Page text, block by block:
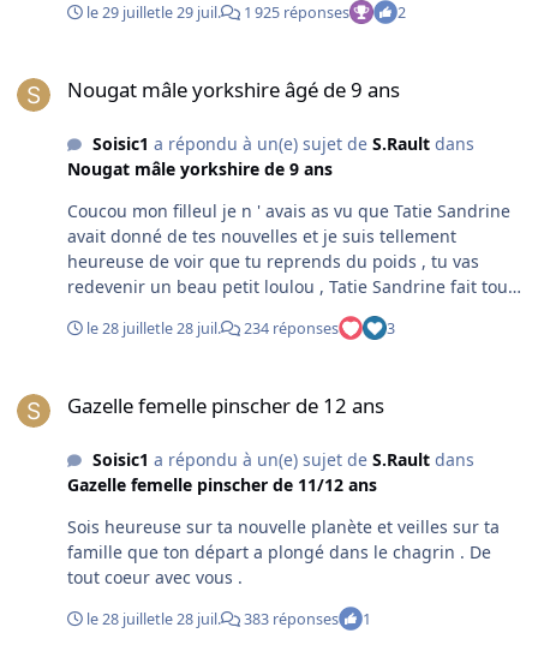
le 29 juilletle 29 juil. 1 925 réponses 2
Nougat mâle yorkshire âgé de 9 ans
Soisic1 a répondu à un(e) sujet de S.Raultdans
Nougat mâle yorkshire de 9 ans
Coucou mon filleul je n ' avais as vu que Tatie Sandrine
avait donné de tes nouvelles et je suis tellement
heureuse de voir que tu reprends du poids , tu vas
redevenir un beau petit loulou , Tatie Sandrine fait tout
pour ça et tu as de la chance . Je te fais plein de bisous
et de caresses .
le 28 juilletle 28 juil. 234 réponses 3
Gazelle femelle pinscher de 12 ans
Soisic1 a répondu à un(e) sujet de S.Raultdans
Gazelle femelle pinscher de 11/12 ans
Sois heureuse sur ta nouvelle planète et veilles sur ta
famille que ton départ a plongé dans le chagrin . De
tout coeur avec vous .
le 28 juilletle 28 juil. 383 réponses 1